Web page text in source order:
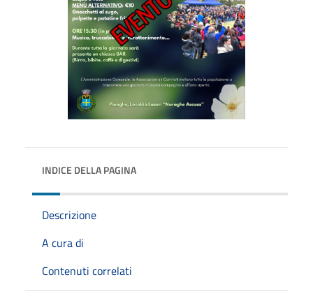
INDICE DELLA PAGINA
Descrizione
A cura di
Contenuti correlati